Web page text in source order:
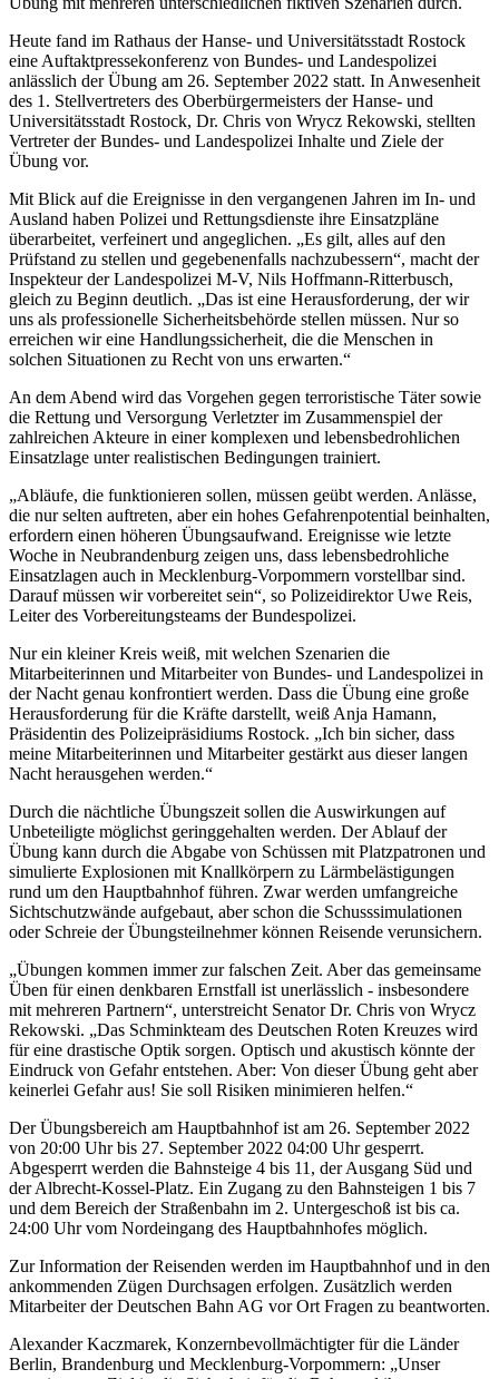
Heute fand im Rathaus der Hanse- und Universitätsstadt Rostock
eine Auftaktpressekonferenz von Bundes- und Landespolizei
anlässlich der Übung am 26. September 2022 statt. In Anwesenheit
des 1. Stellvertreters des Oberbürgermeisters der Hanse- und
Universitätsstadt Rostock, Dr. Chris von Wrycz Rekowski, stellten
Vertreter der Bundes- und Landespolizei Inhalte und Ziele der
Übung vor.
Mit Blick auf die Ereignisse in den vergangenen Jahren im In- und
Ausland haben Polizei und Rettungsdienste ihre Einsatzpläne
überarbeitet, verfeinert und angeglichen. „Es gilt, alles auf den
Prüfstand zu stellen und gegebenenfalls nachzubessern“, macht der
Inspekteur der Landespolizei M-V, Nils Hoffmann-Ritterbusch,
gleich zu Beginn deutlich. „Das ist eine Herausforderung, der wir
uns als professionelle Sicherheitsbehörde stellen müssen. Nur so
erreichen wir eine Handlungssicherheit, die die Menschen in
solchen Situationen zu Recht von uns erwarten.“
An dem Abend wird das Vorgehen gegen terroristische Täter sowie
die Rettung und Versorgung Verletzter im Zusammenspiel der
zahlreichen Akteure in einer komplexen und lebensbedrohlichen
Einsatzlage unter realistischen Bedingungen trainiert.
„Abläufe, die funktionieren sollen, müssen geübt werden. Anlässe,
die nur selten auftreten, aber ein hohes Gefahrenpotential beinhalten,
erfordern einen höheren Übungsaufwand. Ereignisse wie letzte
Woche in Neubrandenburg zeigen uns, dass lebensbedrohliche
Einsatzlagen auch in Mecklenburg-Vorpommern vorstellbar sind.
Darauf müssen wir vorbereitet sein“, so Polizeidirektor Uwe Reis,
Leiter des Vorbereitungsteams der Bundespolizei.
Nur ein kleiner Kreis weiß, mit welchen Szenarien die
Mitarbeiterinnen und Mitarbeiter von Bundes- und Landespolizei in
der Nacht genau konfrontiert werden. Dass die Übung eine große
Herausforderung für die Kräfte darstellt, weiß Anja Hamann,
Präsidentin des Polizeipräsidiums Rostock. „Ich bin sicher, dass
meine Mitarbeiterinnen und Mitarbeiter gestärkt aus dieser langen
Nacht herausgehen werden.“
Durch die nächtliche Übungszeit sollen die Auswirkungen auf
Unbeteiligte möglichst geringgehalten werden. Der Ablauf der
Übung kann durch die Abgabe von Schüssen mit Platzpatronen und
simulierte Explosionen mit Knallkörpern zu Lärmbelästigungen
rund um den Hauptbahnhof führen. Zwar werden umfangreiche
Sichtschutzwände aufgebaut, aber schon die Schusssimulationen
oder Schreie der Übungsteilnehmer können Reisende verunsichern.
„Übungen kommen immer zur falschen Zeit. Aber das gemeinsame
Üben für einen denkbaren Ernstfall ist unerlässlich - insbesondere
mit mehreren Partnern“, unterstreicht Senator Dr. Chris von Wrycz
Rekowski. „Das Schminkteam des Deutschen Roten Kreuzes wird
für eine drastische Optik sorgen. Optisch und akustisch könnte der
Eindruck von Gefahr entstehen. Aber: Von dieser Übung geht aber
keinerlei Gefahr aus! Sie soll Risiken minimieren helfen.“
Der Übungsbereich am Hauptbahnhof ist am 26. September 2022
von 20:00 Uhr bis 27. September 2022 04:00 Uhr gesperrt.
Abgesperrt werden die Bahnsteige 4 bis 11, der Ausgang Süd und
der Albrecht-Kossel-Platz. Ein Zugang zu den Bahnsteigen 1 bis 7
und dem Bereich der Straßenbahn im 2. Untergeschoß ist bis ca.
24:00 Uhr vom Nordeingang des Hauptbahnhofes möglich.
Zur Information der Reisenden werden im Hauptbahnhof und in den
ankommenden Zügen Durchsagen erfolgen. Zusätzlich werden
Mitarbeiter der Deutschen Bahn AG vor Ort Fragen zu beantworten.
Alexander Kaczmarek, Konzernbevollmächtigter für die Länder
Berlin, Brandenburg und Mecklenburg-Vorpommern: „Unser